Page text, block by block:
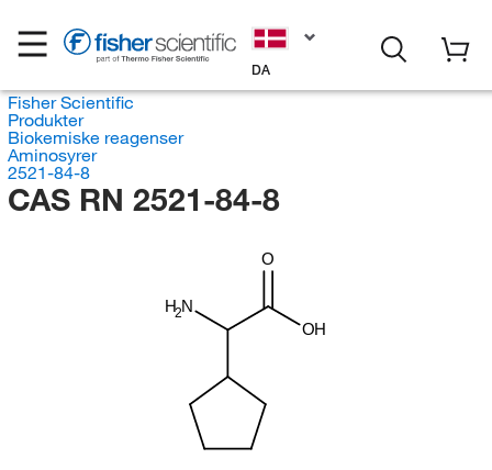
DA
Fisher Scientific
Produkter
Biokemiske reagenser
Aminosyrer
2521-84-8
CAS RN 2521-84-8
O
OH
H2N